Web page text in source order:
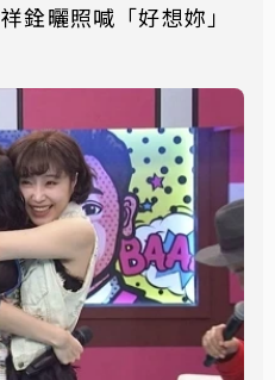
銓曬照喊「好想妳」